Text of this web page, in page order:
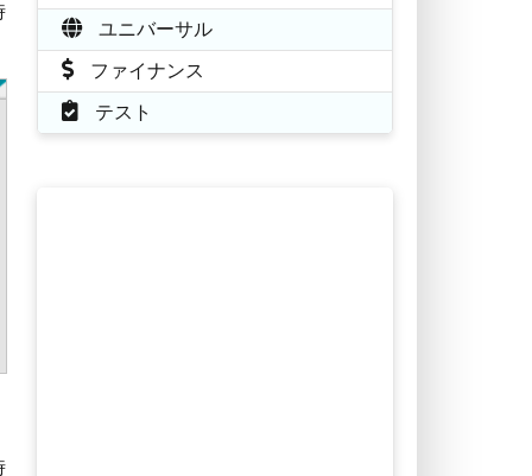
ユニバーサル
ファイナンス
テスト